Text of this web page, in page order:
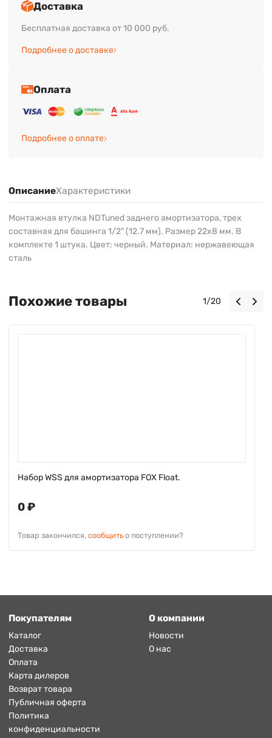
Доставка
Бесплатная доставка от 10 000 руб.
Подробнее о доставке
Оплата
Подробнее о оплате
ОписаниеХарактеристики
Монтажная втулка NDTuned заднего амортизатора, трех
составная для башинга 1/2" (12.7 мм). Размер 22х8 мм. В
комплекте 1 штука. Цвет: черный. Материал: нержавеющая
сталь
Похожие товары 1/20
Набор WSS для амортизатора FOX Float.
0 ₽
Товар закончился, сообщить о поступлении?
Покупателям
Каталог
Доставка
Оплата
Карта дилеров
Возврат товара
Публичная оферта
Политика
конфиденциальности
О компании
Новости
О нас